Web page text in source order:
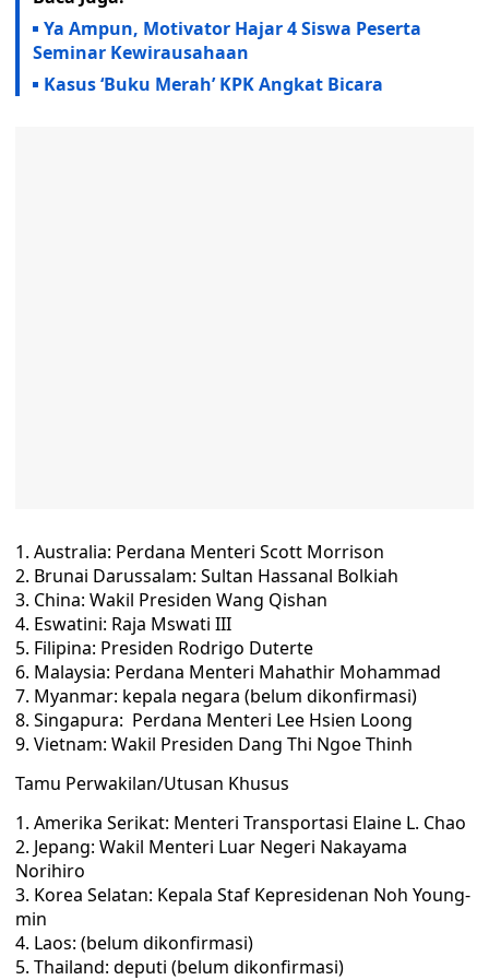
Ya Ampun, Motivator Hajar 4 Siswa Peserta
Seminar Kewirausahaan
Kasus ‘Buku Merah’ KPK Angkat Bicara
Australia: Perdana Menteri Scott Morrison
Brunai Darussalam: Sultan Hassanal Bolkiah
China: Wakil Presiden Wang Qishan
Eswatini: Raja Mswati III
Filipina: Presiden Rodrigo Duterte
Malaysia: Perdana Menteri Mahathir Mohammad
Myanmar: kepala negara (belum dikonfirmasi)
Singapura: Perdana Menteri Lee Hsien Loong
Vietnam: Wakil Presiden Dang Thi Ngoe Thinh
Tamu Perwakilan/Utusan Khusus
Amerika Serikat: Menteri Transportasi Elaine L. Chao
Jepang: Wakil Menteri Luar Negeri Nakayama
Norihiro
Korea Selatan: Kepala Staf Kepresidenan Noh Young-
min
Laos: (belum dikonfirmasi)
Thailand: deputi (belum dikonfirmasi)